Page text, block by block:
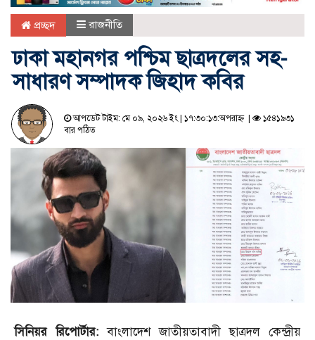
প্রচ্ছদ রাজনীতি
ঢাকা মহানগর পশ্চিম ছাত্রদলের সহ-
সাধারণ সম্পাদক জিহাদ কবির
আপডেট টাইম: মে ০৯, ২০২৬ ইং | ১৭:৩০:১৩:অপরাহ্ন |
১৫৪১৯৩১
বার পঠিত
সিনিয়র রিপোর্টার: বাংলাদেশ জাতীয়তাবাদী ছাত্রদল কেন্দ্রীয়